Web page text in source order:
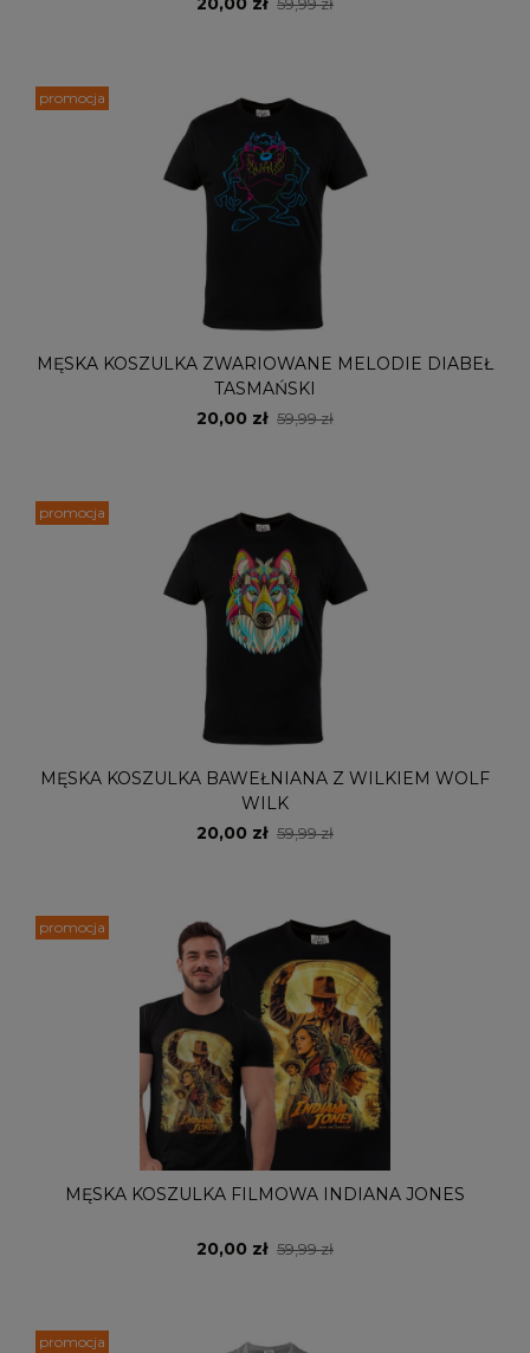
MĘSKA KOSZULKA ZWARIOWANE MELODIE DIABEŁ
TASMAŃSKI
20,00 zł 59,99 zł
promocja
MĘSKA KOSZULKA BAWEŁNIANA Z WILKIEM WOLF
WILK
20,00 zł 59,99 zł
promocja
MĘSKA KOSZULKA FILMOWA INDIANA JONES
20,00 zł 59,99 zł
promocja
promocja